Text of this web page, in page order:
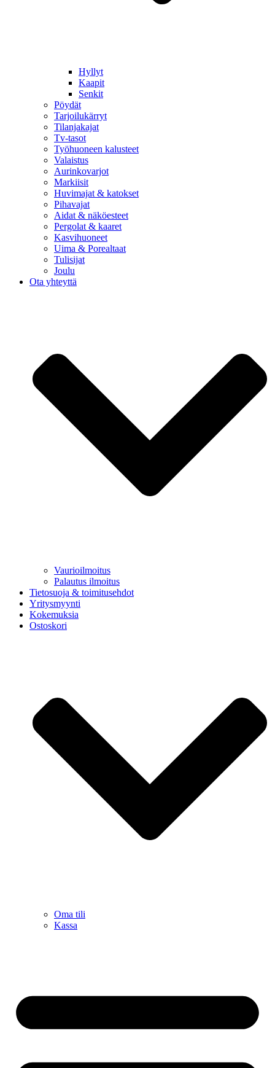
Hyllyt
Kaapit
Senkit
Pöydät
Tarjoilukärryt
Tilanjakajat
Tv-tasot
Työhuoneen kalusteet
Valaistus
Aurinkovarjot
Markiisit
Huvimajat & katokset
Pihavajat
Aidat & näköesteet
Pergolat & kaaret
Kasvihuoneet
Uima & Porealtaat
Tulisijat
Joulu
Ota yhteyttä
Vaurioilmoitus
Palautus ilmoitus
Tietosuoja & toimitusehdot
Yritysmyynti
Kokemuksia
Ostoskori
Oma tili
Kassa